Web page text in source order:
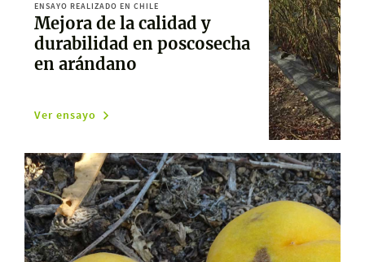
ENSAYO REALIZADO EN CHILE
Mejora de la calidad y
durabilidad en poscosecha
en arándano
Ver ensayo